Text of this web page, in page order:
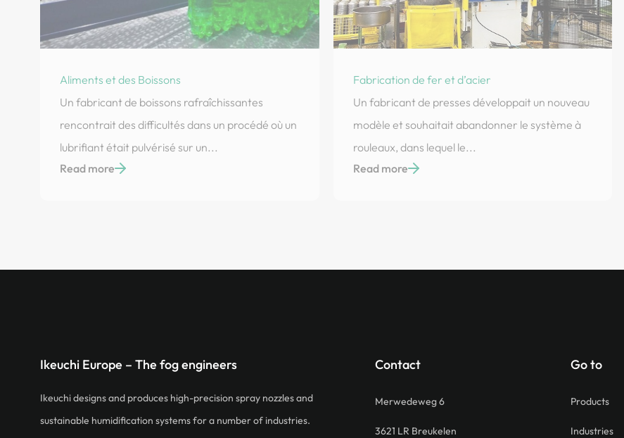
Aliments et des Boissons
Un fabricant de boissons rafraîchissantes
rencontrait des difficultés dans un procédé où un
lubrifiant était pulvérisé sur un...
Read more
Fabrication de fer et d’acier
Un fabricant de presses développait un nouveau
modèle et souhaitait abandonner le système à
rouleaux, dans lequel le...
Read more
CMS et électronique
Après avoir testé plusieurs systèmes
Aliments et des Boissons